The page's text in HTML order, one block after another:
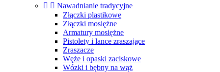
  Nawadnianie tradycyjne
Złączki plastikowe
Złączki mosiężne
Armatury mosiężne
Pistolety i lance zraszające
Zraszacze
Węże i opaski zaciskowe
Wózki i bębny na wąż